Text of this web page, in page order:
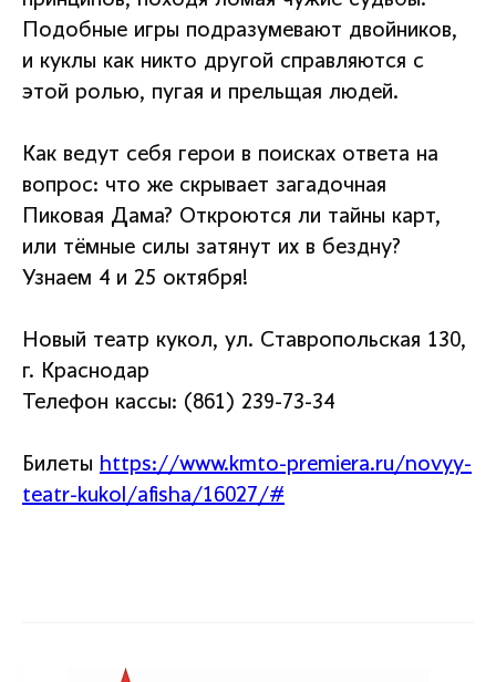
Подобные игры подразумевают двойников,
и куклы как никто другой справляются с
этой ролью, пугая и прельщая людей.
Как ведут себя герои в поисках ответа на
вопрос: что же скрывает загадочная
Пиковая Дама? Откроются ли тайны карт,
или тёмные силы затянут их в бездну?
Узнаем 4 и 25 октября!
Новый театр кукол, ул. Ставропольская 130,
г. Краснодар
Телефон кассы: (861) 239-73-34
Билеты https://www.kmto-premiera.ru/novyy-
teatr-kukol/afisha/16027/#